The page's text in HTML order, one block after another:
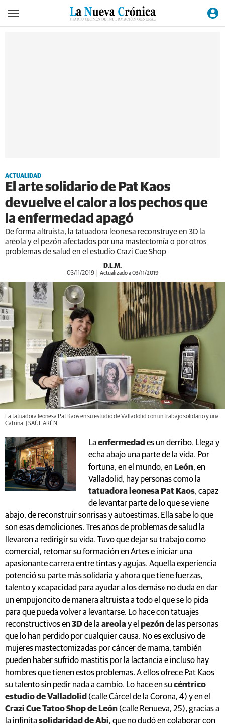
ACTUALIDAD
El arte solidario de Pat Kaos
devuelve el calor a los pechos que
la enfermedad apagó
De forma altruista, la tatuadora leonesa reconstruye en 3D la
areola y el pezón afectados por una mastectomía o por otros
problemas de salud en el estudio Crazi Cue Shop
D.L.M.
03/11/2019 Actualizado a 03/11/2019
La tatuadora leonesa Pat Kaos en su estudio de Valladolid con un trabajo solidario y una
Catrina. | SAÚL ARÉN
Laenfermedades un derribo. Llega y
echa abajo una parte de la vida. Por
fortuna, en el mundo, en León, en
Valladolid, hay personas como la
tatuadora leonesa Pat Kaos, capaz
de levantar parte de lo que se viene
abajo, de reconstruir sonrisas y autoestimas. Ella sabe lo que
son esas demoliciones. Tres años de problemas de salud la
llevaron a redirigir su vida. Tuvo que dejar su trabajo como
comercial, retomar su formación en Artes e iniciar una
apasionante carrera entre tintas y agujas. Aquella experiencia
potenció su parte más solidaria y ahora que tiene fuerzas,
talento y «capacidad para ayudar a los demás» no duda en dar
un empujoncito de manera altruista a todo el que se lo pida
para que pueda volver a levantarse. Lo hace con tatuajes
reconstructivos en 3Dde la areolay el pezónde las personas
que lo han perdido por cualquier causa. No es exclusivo de
mujeres mastectomizadas por cáncer de mama, también
pueden haber sufrido mastitis por la lactancia e incluso hay
hombres que tienen estos problemas. A ellos ofrece Pat Kaos
su talento sin pedir nada a cambio. Lo hace en su céntrico
estudio de Valladolid (calle Cárcel de la Corona, 4) y en el
Crazi Cue Tatoo Shop de León (calle Renueva, 25), gracias a
la infinita solidaridad de Abi, que no dudó en colaborar con